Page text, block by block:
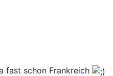
fast schon Frankreich